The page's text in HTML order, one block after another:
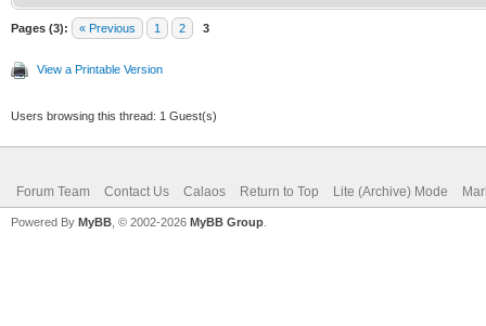
Pages (3): « Previous 1 2 3
View a Printable Version
Users browsing this thread: 1 Guest(s)
Forum Team Contact Us Calaos Return to Top Lite (Archive) Mode
Powered By MyBB , © 2002-2026 MyBB Group